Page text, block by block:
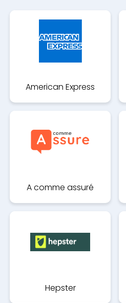
American Express
A comme assuré
Hepster